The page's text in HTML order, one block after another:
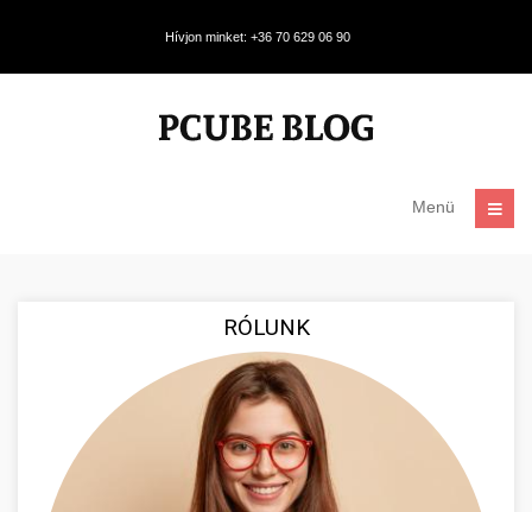
Hívjon minket: +36 70 629 06 90
Menü
RÓLUNK